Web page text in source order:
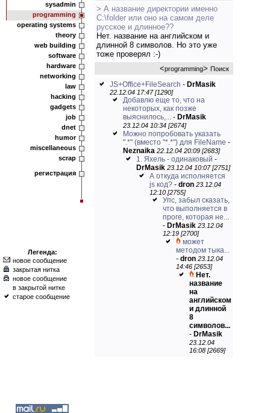
sysadmin
programming
operating systems
theory
web building
software
hardware
networking
law
hacking
gadgets
job
dnet
humor
miscellaneous
scrap
регистрация
Легенда:
новое сообщение
закрытая нитка
новое сообщение
в закрытой нитке
старое сообщение
> А название директории именно
C:\folder или оно на самом деле
русское и длинное??
Нет. название на английском и
длинной 8 символов. Но это уже
тоже проверял :-)
<programming> Поиск
JS+Office+FileSearch - DrMasik
22.12.04 17:47 [1290]
Добавлю еще то, что на
некоторых, как позже
выяснилось,... - DrMasik
23.12.04 10:34 [2674]
Можно попробовать указать
".*" (вместо "*.*") для FileName -
Neznaika 22.12.04 20:09 [2683]
1. Яхель - одинаковый -
DrMasik 23.12.04 10:07 [2751]
А откуда исполняется
js код? - dron 23.12.04
12:10 [2755]
Упс, забыл сказать,
что выполняется в
проге, которая не...
- DrMasik 23.12.04
12:19 [2700]
может
методом тыка...
- dron 23.12.04
14:46 [2653]
Нет.
название
на
английском
и длинной
8
символов...
- DrMasik
23.12.04
16:08 [2669]